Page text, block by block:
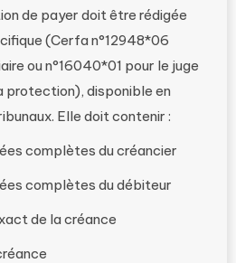
de payer doit être rédigée
(Cerfa n°12948*06
ou n°16040*01 pour le juge
protection), disponible en
Elle doit contenir :
complètes du créancier
complètes du débiteur
de la créance